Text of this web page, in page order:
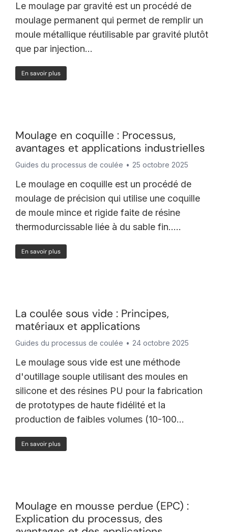
Le moulage par gravité est un procédé de
moulage permanent qui permet de remplir un
moule métallique réutilisable par gravité plutôt
que par injection...
En savoir plus
Moulage en coquille : Processus,
avantages et applications industrielles
Guides du processus de coulée 25 octobre 2025
Le moulage en coquille est un procédé de
moulage de précision qui utilise une coquille
de moule mince et rigide faite de résine
thermodurcissable liée à du sable fin.....
En savoir plus
La coulée sous vide : Principes,
matériaux et applications
Guides du processus de coulée 24 octobre 2025
Le moulage sous vide est une méthode
d'outillage souple utilisant des moules en
silicone et des résines PU pour la fabrication
de prototypes de haute fidélité et la
production de faibles volumes (10-100...
En savoir plus
Moulage en mousse perdue (EPC) :
Explication du processus, des